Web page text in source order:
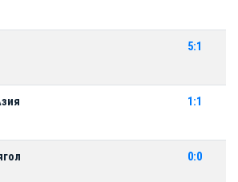
5:1
1:1
0:0